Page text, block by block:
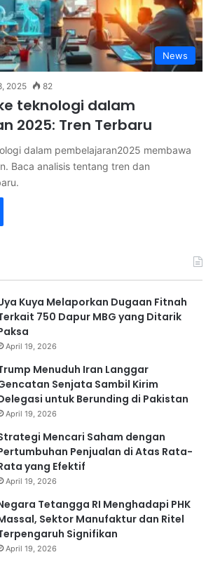
News
2025 82
teknologi dalam
2025: Tren Terbaru
dalam pembelajaran2025 membawa
Baca analisis tentang tren dan
Kuya Melaporkan Dugaan Fitnah
750 Dapur MBG yang Ditarik
April 19, 2026
Menuduh Iran Langgar
Senjata Sambil Kirim
untuk Berunding di Pakistan
April 19, 2026
Mencari Saham dengan
Penjualan di Atas Rata-
yang Efektif
April 19, 2026
Tetangga RI Menghadapi PHK
Sektor Manufaktur dan Ritel
Signifikan
April 19, 2026